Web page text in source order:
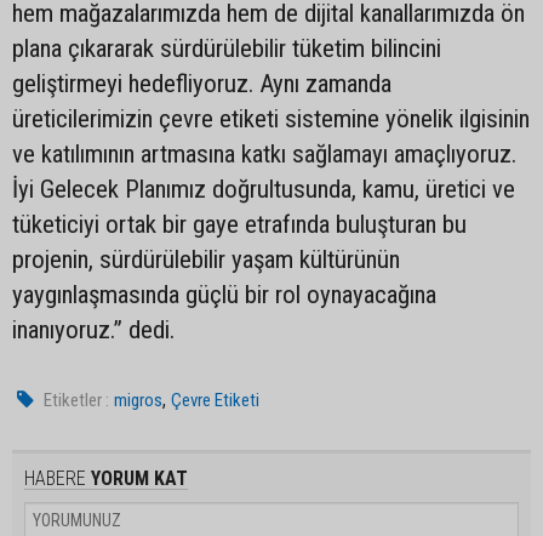
hem mağazalarımızda hem de dijital kanallarımızda ön
plana çıkararak sürdürülebilir tüketim bilincini
geliştirmeyi hedefliyoruz. Aynı zamanda
üreticilerimizin çevre etiketi sistemine yönelik ilgisinin
ve katılımının artmasına katkı sağlamayı amaçlıyoruz.
İyi Gelecek Planımız doğrultusunda, kamu, üretici ve
tüketiciyi ortak bir gaye etrafında buluşturan bu
projenin, sürdürülebilir yaşam kültürünün
yaygınlaşmasında güçlü bir rol oynayacağına
inanıyoruz.” dedi.
Etiketler : migros,Çevre Etiketi
HABERE YORUM KAT